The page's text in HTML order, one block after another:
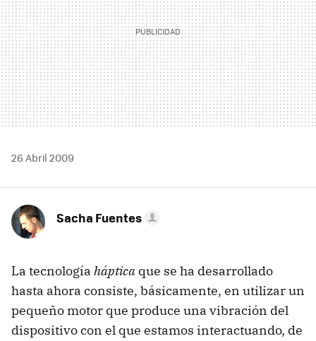
26 Abril 2009
Sacha Fuentes
La tecnología háptica que se ha desarrollado
hasta ahora consiste, básicamente, en utilizar un
pequeño motor que produce una vibración del
dispositivo con el que estamos interactuando, de